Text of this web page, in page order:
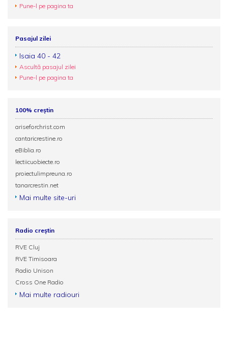
Pune-l pe pagina ta
Pasajul zilei
Isaia 40 - 42
Ascultă pasajul zilei
Pune-l pe pagina ta
100% creștin
ariseforchrist.com
cantaricrestine.ro
eBiblia.ro
lectiicuobiecte.ro
proiectulimpreuna.ro
tanarcrestin.net
Mai multe site-uri
Radio creștin
RVE Cluj
RVE Timisoara
Radio Unison
Cross One Radio
Mai multe radiouri